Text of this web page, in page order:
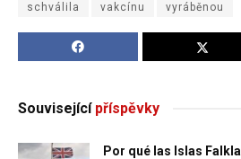
schválila vakcínu vyráběnou
Souvisejícípříspěvky
Por qué las Islas